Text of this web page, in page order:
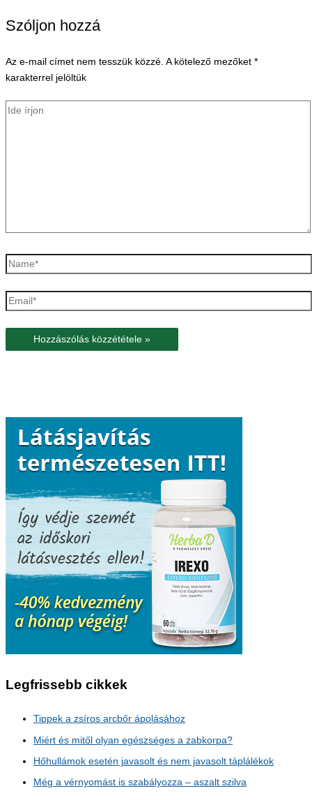
Szóljon hozzá
Az e-mail címet nem tesszük közzé. A kötelező mezőket *
karakterrel jelöltük
Ide
Name*
Email*
Legfrissebb cikkek
Tippek a zsíros arcbőr ápolásához
Miért és mitől olyan egészséges a zabkorpa?
Hőhullámok esetén javasolt és nem javasolt táplálékok
Még a vérnyomást is szabályozza – aszalt szilva